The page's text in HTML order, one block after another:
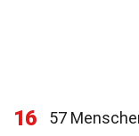
16
57